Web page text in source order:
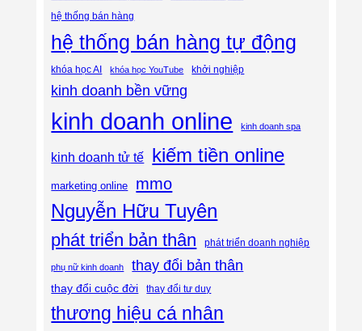
hệ thống bán hàng
hệ thống bán hàng tự động
khóa học AI khóa học YouTube khởi nghiệp
kinh doanh bền vững
kinh doanh online kinh doanh spa
kinh doanh tử tế kiếm tiền online
marketing online mmo
Nguyễn Hữu Tuyên
phát triển bản thân phát triển doanh nghiệp
phụ nữ kinh doanh thay đổi bản thân
thay đổi cuộc đời thay đổi tư duy
thương hiệu cá nhân